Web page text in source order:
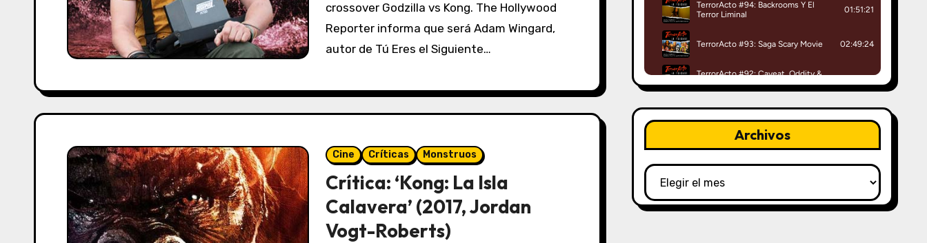
crossover Godzilla vs Kong. The Hollywood
Reporter informa que será Adam Wingard,
autor de Tú Eres el Siguiente…
Cine Críticas Monstruos
Crítica: ‘Kong: La Isla
Calavera’ (2017, Jordan
Vogt-Roberts)
Archivos
Archivos